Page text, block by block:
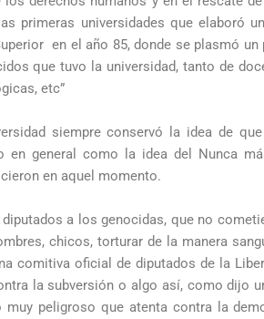
primeras universidades que elaboró
en el año 85, donde se plasmó
que tuvo la universidad, tanto de
etc”
siempre conservó la idea de
general como la idea del Nunca
en aquel momento.
a los genocidas, que no
chicos, torturar de la manera
comitiva oficial de diputados de la
la subversión o algo así, como dijo
peligroso que atenta contra la